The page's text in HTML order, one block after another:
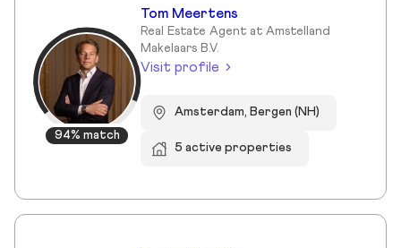
94% match
Tom Meertens
Real Estate Agent at Amstelland
Makelaars B.V.
Visit profile
Amsterdam, Bergen (NH)
5 active properties